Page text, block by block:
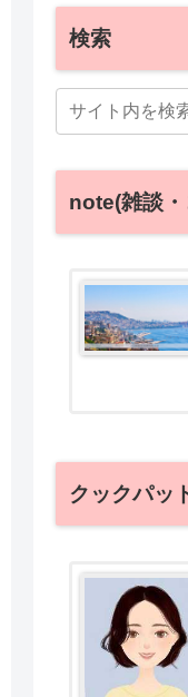
検索
note(雑談・
クックパッ